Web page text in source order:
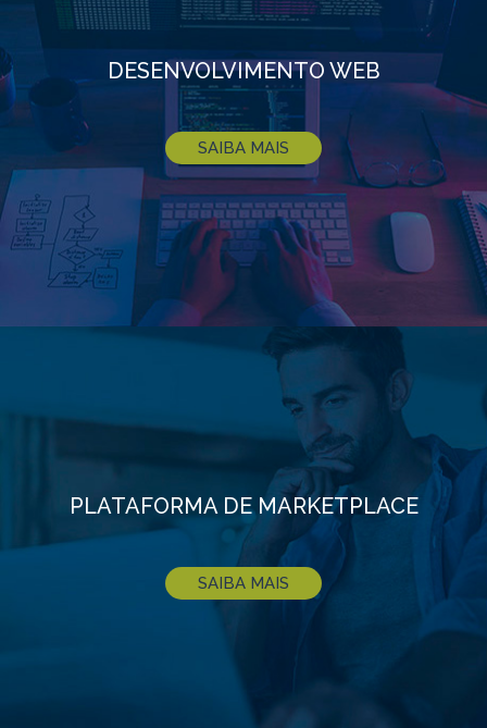
DESENVOLVIMENTO WEB
SAIBA MAIS
PLATAFORMA DE MARKETPLACE
SAIBA MAIS